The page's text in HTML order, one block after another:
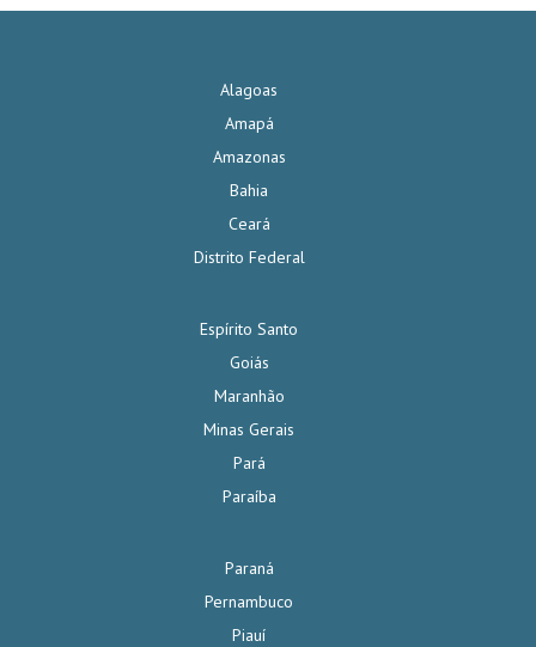
Alagoas
Amapá
Amazonas
Bahia
Ceará
Distrito Federal
Espírito Santo
Goiás
Maranhão
Minas Gerais
Pará
Paraíba
Paraná
Pernambuco
Piauí